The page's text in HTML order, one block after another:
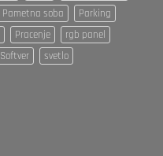
Pametna soba
Parking
Pracenje
rgb panel
Softver
svetlo